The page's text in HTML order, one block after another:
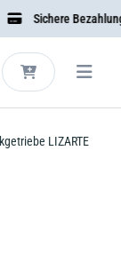
Sichere Bezahlung
LIZARTE